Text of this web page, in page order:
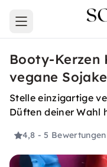
Open main menu
Booty-Kerzen
vegane
Stelle einzigartige
Düften deiner Wahl
4,8 - 5 Bewertungen